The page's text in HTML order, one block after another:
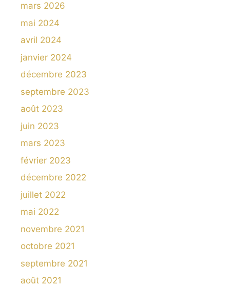
mars 2026
mai 2024
avril 2024
janvier 2024
décembre 2023
septembre 2023
août 2023
juin 2023
mars 2023
février 2023
décembre 2022
juillet 2022
mai 2022
novembre 2021
octobre 2021
septembre 2021
août 2021